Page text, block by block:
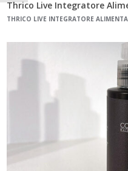
Thrico Live Integratore
THRICO LIVE INTEGRATORE